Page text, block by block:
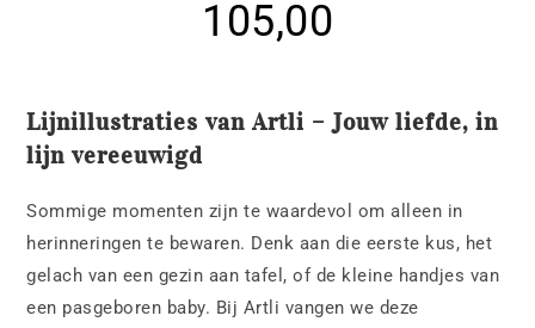
105,00
Lijnillustraties van Artli – Jouw liefde, in
lijn vereeuwigd
Sommige momenten zijn te waardevol om alleen in
herinneringen te bewaren. Denk aan die eerste kus, het
gelach van een gezin aan tafel, of de kleine handjes van
een pasgeboren baby. Bij Artli vangen we deze